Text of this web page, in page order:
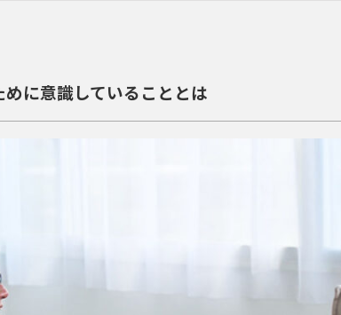
に意識していることとは